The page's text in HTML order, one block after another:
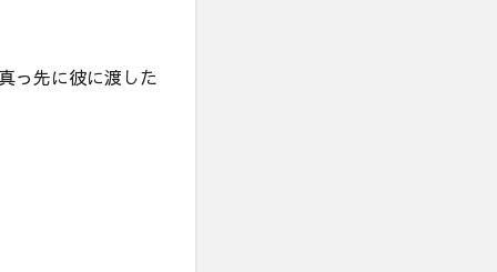
っ先に彼に渡した